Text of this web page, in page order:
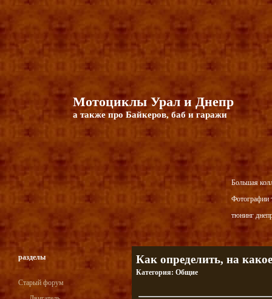
Мотоциклы Урал и Днепр
а также про Байкеров, баб и гаражи
Большая
Фотографии
тюнинг
разделы
Старый форум
Как определить, на
Категория: Общие